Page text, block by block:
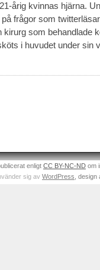
årig kvinnas hjärna.
frågor som
kirurg som behandlade
i huvudet under sin
enligt CC BY-NC-ND om
sig av WordPress , design